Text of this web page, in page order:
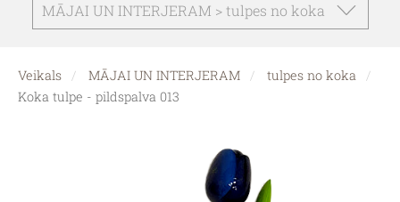
MĀJAI UN INTERJERAM > tulpes no koka
Veikals MĀJAI UN INTERJERAM
tulpes no koka
Koka tulpe - pildspalva 013